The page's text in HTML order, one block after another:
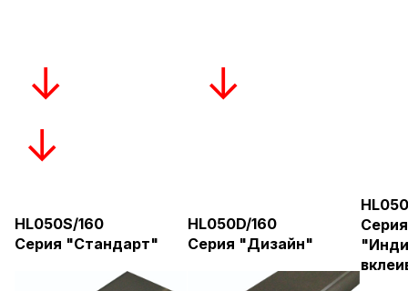
↓ ↓
↓
HL050S/160
Серия "Стандарт"
HL050D/160
Серия "Дизайн"
Серия